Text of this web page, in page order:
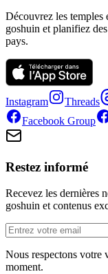
Découvrez les temples
goshuin et planifiez
pays.
Instagram Threads
Facebook Group
Restez informé
Recevez les dernières
goshuin et contenus
Nous respectons votre
moment.